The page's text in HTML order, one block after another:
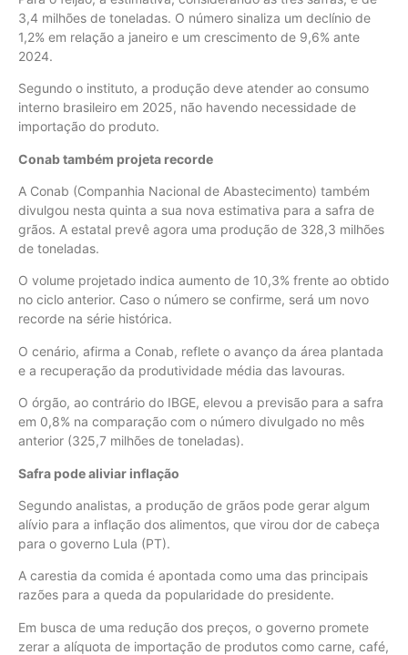
3,4 milhões de toneladas. O número sinaliza um declínio de
1,2% em relação a janeiro e um crescimento de 9,6% ante
2024.
Segundo o instituto, a produção deve atender ao consumo
interno brasileiro em 2025, não havendo necessidade de
importação do produto.
Conab também projeta recorde
A Conab (Companhia Nacional de Abastecimento) também
divulgou nesta quinta a sua nova estimativa para a safra de
grãos. A estatal prevê agora uma produção de 328,3 milhões
de toneladas.
O volume projetado indica aumento de 10,3% frente ao obtido
no ciclo anterior. Caso o número se confirme, será um novo
recorde na série histórica.
O cenário, afirma a Conab, reflete o avanço da área plantada
e a recuperação da produtividade média das lavouras.
O órgão, ao contrário do IBGE, elevou a previsão para a safra
em 0,8% na comparação com o número divulgado no mês
anterior (325,7 milhões de toneladas).
Safra pode aliviar inflação
Segundo analistas, a produção de grãos pode gerar algum
alívio para a inflação dos alimentos, que virou dor de cabeça
para o governo Lula (PT).
A carestia da comida é apontada como uma das principais
razões para a queda da popularidade do presidente.
Em busca de uma redução dos preços, o governo promete
zerar a alíquota de importação de produtos como carne, café,